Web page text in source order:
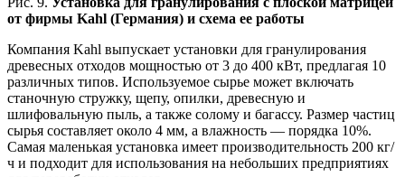
от фирмы Kahl (Германия) и схема ее работы
Компания Kahl выпускает установки для гранулирования
древесных отходов мощностью от 3 до 400 кВт, предлагая 10
различных типов. Используемое сырье может включать
станочную стружку, щепу, опилки, древесную и
шлифовальную пыль, а также солому и багассу. Размер частиц
сырья составляет около 4 мм, а влажность — порядка 10%.
Самая маленькая установка имеет производительность 200 кг/
ч и подходит для использования на небольших предприятиях